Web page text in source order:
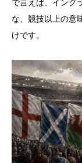
で言えば、イング
な、競技以上の意
けです。